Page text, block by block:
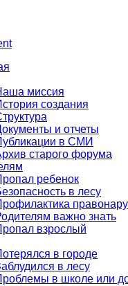
миссия
создания
и отчеты
в СМИ
старого форума
ребенок
в лесу
важно знать
взрослый
в городе
в лесу
в школе или